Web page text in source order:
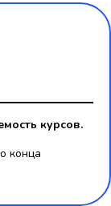
курсов.
конца